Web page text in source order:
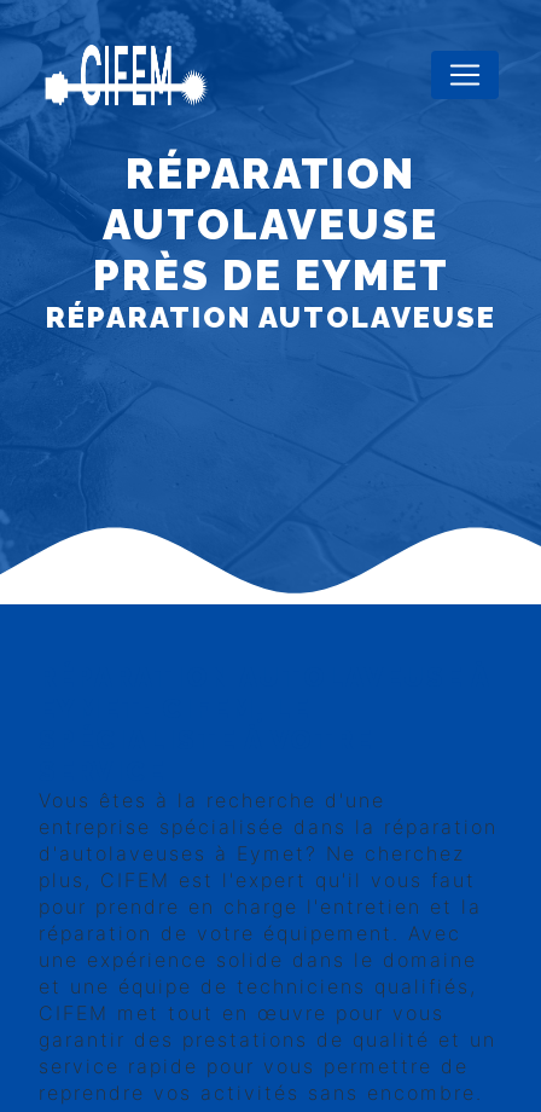
RÉPARATION
AUTOLAVEUSE
PRÈS DE EYMET
RÉPARATION AUTOLAVEUSE
Vous êtes à la recherche d'une
entreprise spécialisée dans la réparation
d'autolaveuses à Eymet? Ne cherchez
plus, CIFEM est l'expert qu'il vous faut
pour prendre en charge l'entretien et la
réparation de votre équipement. Avec
une expérience solide dans le domaine
et une équipe de techniciens qualifiés,
CIFEM met tout en œuvre pour vous
garantir des prestations de qualité et un
service rapide pour vous permettre de
reprendre vos activités sans encombre.
Panneau de gestion des cookies